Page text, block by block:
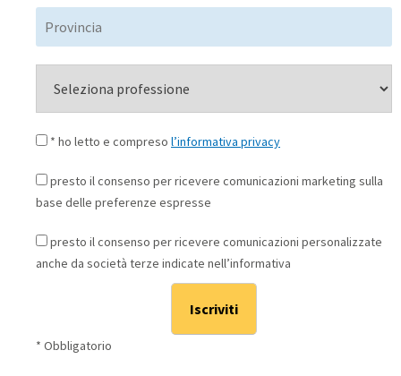
* ho letto e compreso l’informativa privacy
presto il consenso per ricevere comunicazioni marketing sulla
base delle preferenze espresse
presto il consenso per ricevere comunicazioni personalizzate
anche da società terze indicate nell’informativa
* Obbligatorio